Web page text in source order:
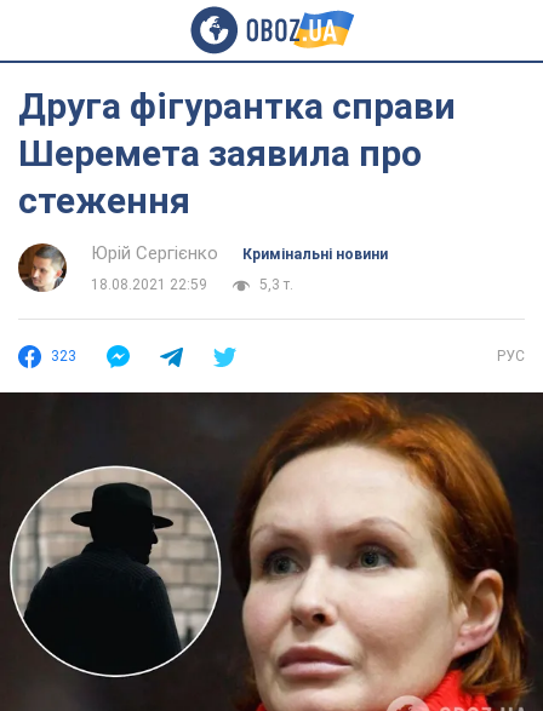
Друга фігурантка справи
Шеремета заявила про
стеження
Юрій Сергієнко
Кримінальні новини
18.08.2021 22:59
5,3 т.
323 РУС